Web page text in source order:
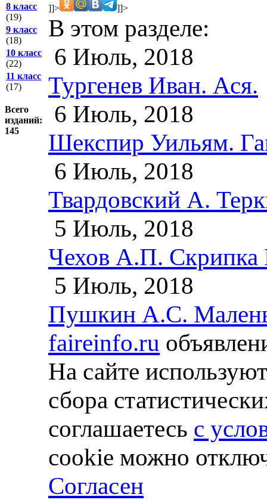
8 класс
(19)
9 класс
(18)
10 класс
(22)
11 класс
(17)
Всего
изданий:
145
]]>
]]>
В этом разделе:
6 Июль, 2018
Тургенев Иван. Ася.
6 Июль, 2018
Шекспир Уильям.
6 Июль, 2018
Твардовский А.
5 Июль, 2018
Чехов А.П. Скрипка
5 Июль, 2018
Пушкин А.С.
faireinfo.ru
На сайте
сбора
соглашаетесь с
cookie можно
Согласен